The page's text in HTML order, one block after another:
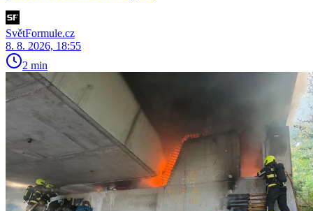
SvětFormule.cz
8. 8. 2026, 18:55
2 min